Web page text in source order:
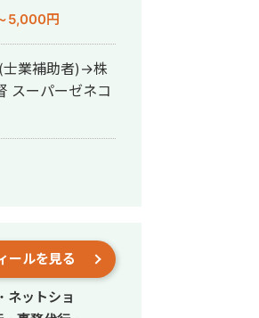
5,000円
業補助者)→株
スーパーゼネコ
ールを見る
ネットショ